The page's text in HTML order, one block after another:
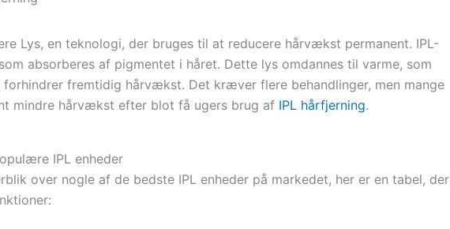
Lys, en teknologi, der bruges til at reducere hårvækst permanent. IPL-
absorberes af pigmentet i håret. Dette lys omdannes til varme, som
fremtidig hårvækst. Det kræver flere behandlinger, men mange
mindre hårvækst efter blot få ugers brug af IPL hårfjerning.
IPL enheder
over nogle af de bedste IPL enheder på markedet, her er en tabel, der